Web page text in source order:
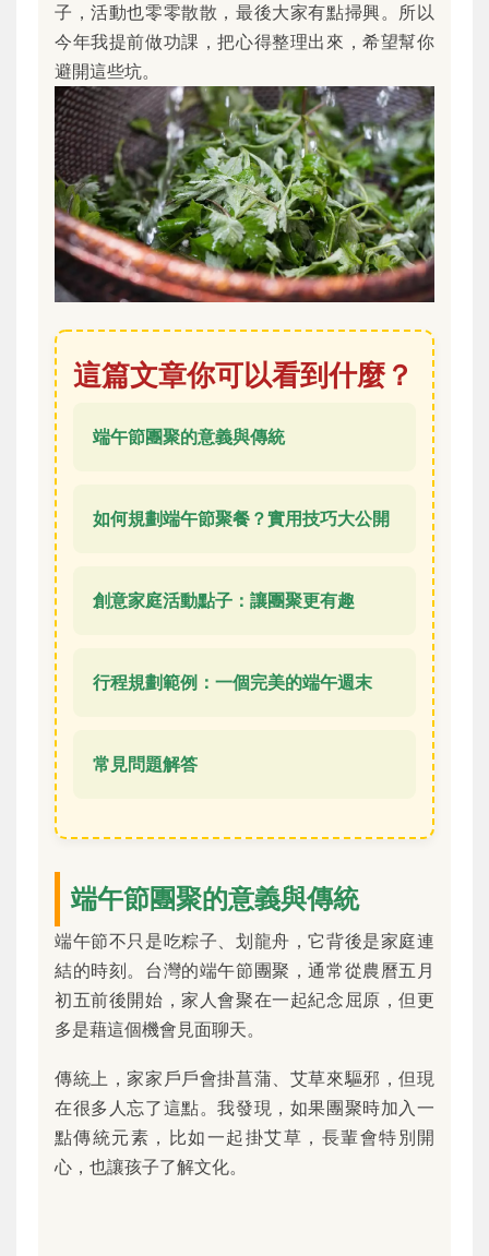
子，活動也零零散散，最後大家有點掃興。所以
今年我提前做功課，把心得整理出來，希望幫你
避開這些坑。
這篇文章你可以看到什麼？
端午節團聚的意義與傳統
如何規劃端午節聚餐？實用技巧大公開
創意家庭活動點子：讓團聚更有趣
行程規劃範例：一個完美的端午週末
常見問題解答
端午節團聚的意義與傳統
端午節不只是吃粽子、划龍舟，它背後是家庭連
結的時刻。台灣的端午節團聚，通常從農曆五月
初五前後開始，家人會聚在一起紀念屈原，但更
多是藉這個機會見面聊天。
傳統上，家家戶戶會掛菖蒲、艾草來驅邪，但現
在很多人忘了這點。我發現，如果團聚時加入一
點傳統元素，比如一起掛艾草，長輩會特別開
心，也讓孩子了解文化。